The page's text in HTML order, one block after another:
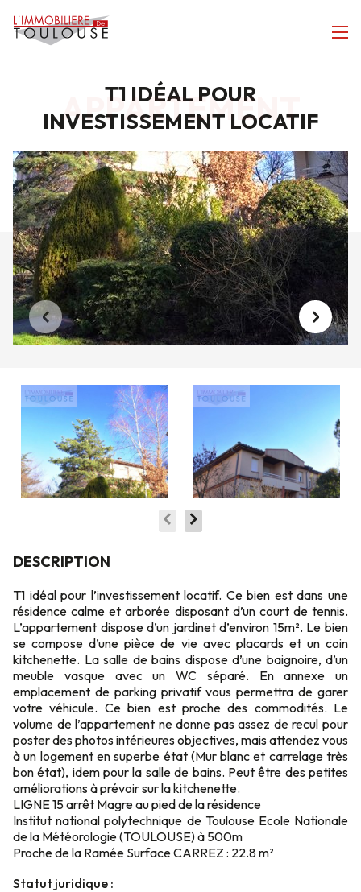
T1 IDÉAL POUR
INVESTISSEMENT LOCATIF
APPARTEMENT
DESCRIPTION
T1 idéal pour l’investissement locatif. Ce bien est dans une
résidence calme et arborée disposant d’un court de tennis.
L’appartement dispose d’un jardinet d’environ 15m². Le bien
se compose d’une pièce de vie avec placards et un coin
kitchenette. La salle de bains dispose d’une baignoire, d’un
meuble vasque avec un WC séparé. En annexe un
emplacement de parking privatif vous permettra de garer
votre véhicule. Ce bien est proche des commodités. Le
volume de l’appartement ne donne pas assez de recul pour
poster des photos intérieures objectives, mais attendez vous
à un logement en superbe état (Mur blanc et carrelage très
bon état), idem pour la salle de bains. Peut être des petites
améliorations à prévoir sur la kitchenette.
LIGNE 15 arrêt Magre au pied de la résidence
Institut national polytechnique de Toulouse Ecole Nationale
de la Météorologie (TOULOUSE) à 500m
Proche de la Ramée Surface CARREZ : 22.8 m²
Statut juridique :